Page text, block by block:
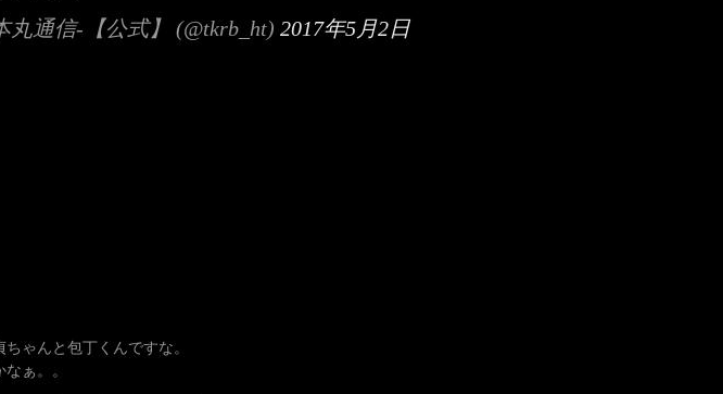
通信-【公式】 (@tkrb_ht) 2017年5月2日
ゃんと包丁くんですな。
ぁ。。